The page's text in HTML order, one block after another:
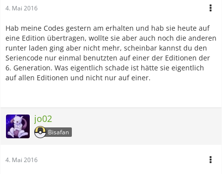
4. Mai 2016
Hab meine Codes gestern am erhalten und hab sie heute auf
eine Edition übertragen, wollte sie aber auch noch die anderen
runter laden ging aber nicht mehr, scheinbar kannst du den
Seriencode nur einmal benutzten auf einer der Editionen der
6. Generation. Was eigentlich schade ist hätte sie eigentlich
auf allen Editionen und nicht nur auf einer.
jo02
Bisafan
4. Mai 2016